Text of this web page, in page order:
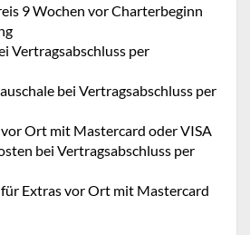
9 Wochen vor Charterbeginn
Vertragsabschluss per
bei Vertragsabschluss per
Ort mit Mastercard oder VISA
bei Vertragsabschluss per
Extras vor Ort mit Mastercard